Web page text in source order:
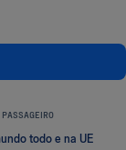
todo e na UE